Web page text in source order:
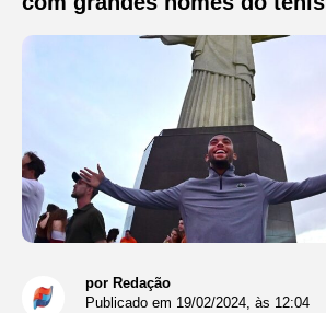
por Redação
Publicado em 19/02/2024, às 12:04